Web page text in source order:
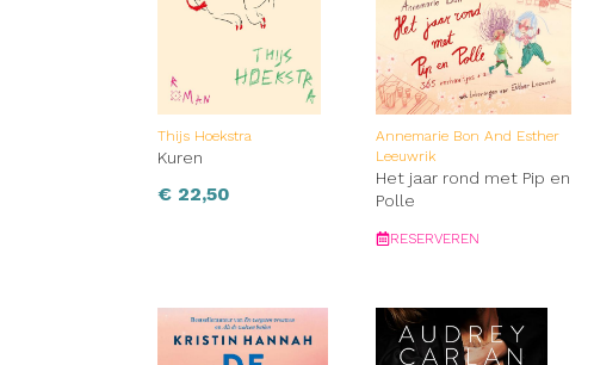
Thijs Hoekstra
Kuren
€ 22,50
Annemarie Bon And Esther
Leeuwrik
Het jaar rond met Pip en
Polle
RESERVEREN